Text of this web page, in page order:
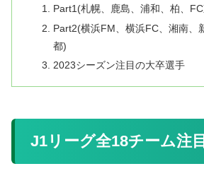
Part1(札幌、鹿島、浦和、柏、
Part2(横浜FM、横浜FC、湘南、
都)
2023シーズン注目の大卒選手
J1リーグ全18チーム注